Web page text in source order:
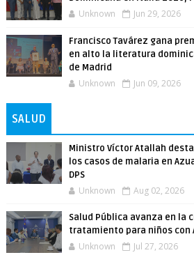
Unknown Jun 29, 2026
Francisco Tavárez gana
en alto la literatura
de Madrid
Unknown Jun 09, 2026
SALUD
Ministro Víctor Atallah
los casos de malaria en
DPS
Unknown Aug 02, 2026
Salud Pública avanza en la
tratamiento para niños con
Unknown Jul 27, 2026